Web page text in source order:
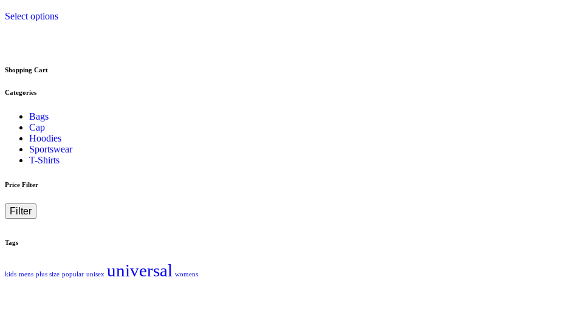
Select options
Shopping Cart
Categories
Bags
Cap
Hoodies
Sportswear
T-Shirts
Price Filter
Filter
Tags
kids mens plus size popular unisex universal womens